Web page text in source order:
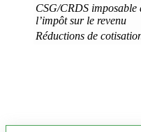
CSG/CRDS imposable
l’impôt sur le revenu
Réductions de